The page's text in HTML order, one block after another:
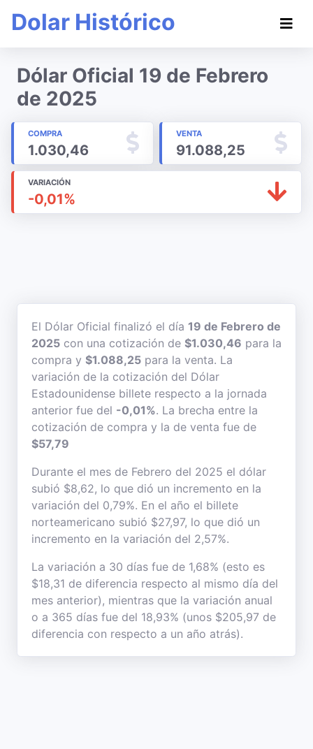
Dolar Histórico
Dólar Oficial 19 de Febrero
de 2025
COMPRA
1.030,46
VENTA
91.088,25
VARIACIÓN
-0,01%
El Dólar Oficial finalizó el día 19 de Febrero de
2025 con una cotización de $1.030,46 para la
compra y $1.088,25 para la venta. La
variación de la cotización del Dólar
Estadounidense billete respecto a la jornada
anterior fue del -0,01%. La brecha entre la
cotización de compra y la de venta fue de
$57,79
Durante el mes de Febrero del 2025 el dólar
subió $8,62, lo que dió un incremento en la
variación del 0,79%. En el año el billete
norteamericano subió $27,97, lo que dió un
incremento en la variación del 2,57%.
La variación a 30 días fue de 1,68% (esto es
$18,31 de diferencia respecto al mismo día del
mes anterior), mientras que la variación anual
o a 365 días fue del 18,93% (unos $205,97 de
diferencia con respecto a un año atrás).